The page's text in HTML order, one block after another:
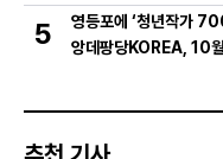
5
영등포에 ‘청년작가
앙데팡당KOREA, 10